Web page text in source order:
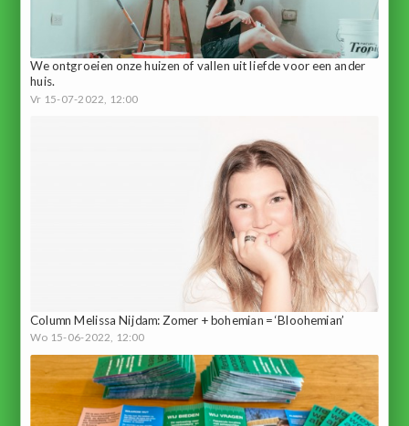
We ontgroeien onze huizen of vallen uit liefde voor een ander
huis.
Vr 15-07-2022, 12:00
Column Melissa Nijdam: Zomer + bohemian = ‘Bloohemian’
Wo 15-06-2022, 12:00